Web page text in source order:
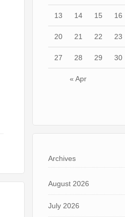
« Apr
13 14 15 16
20 21 22 23
27 28 29 30
Archives
August 2026
July 2026